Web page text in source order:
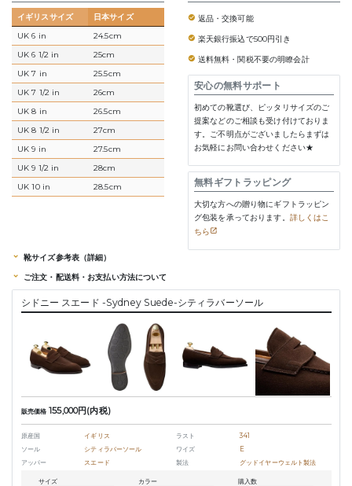
イギリスサイズ 日本サイズ
UK 6 in 24.5cm
UK 6 1/2 in 25cm
UK 7 in 25.5cm
UK 7 1/2 in 26cm
UK 8 in 26.5cm
UK 8 1/2 in 27cm
UK 9 in 27.5cm
UK 9 1/2 in 28cm
UK 10 in 28.5cm
返品・交換可能
楽天銀行振込で500円引き
送料無料・関税不要の明瞭会計
安心の無料サポート
初めての靴選び、ピッタリサイズのご
提案などのご相談も受け付けておりま
す。ご不明点がございましたらまずは
お気軽にお問い合わせください★
無料ギフトラッピング
大切な方への贈り物にギフトラッピン
グ包装を承っております。 詳しくはこ
ちら
靴サイズ参考表（詳細）
ご注文・配送料・お支払い方法について
シドニー スエード -Sydney Suede-シティラバーソール
販売価格 155,000円(内税)
原産国 イギリス ラスト
341
ソール
シティラバーソール ワイズ
E
アッパー
スエード 製法 グッドイヤーウェルト製法
サイズ カラー 購入数